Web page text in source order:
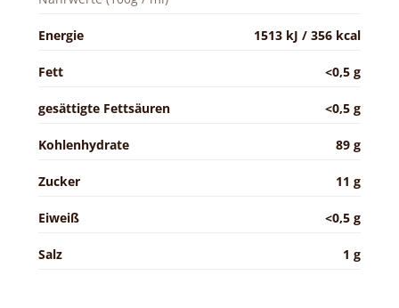
Energie 1513 kJ / 356 kcal
Fett <0,5 g
gesättigte Fettsäuren <0,5 g
Kohlenhydrate 89 g
Zucker 11 g
Eiweiß <0,5 g
Salz 1 g